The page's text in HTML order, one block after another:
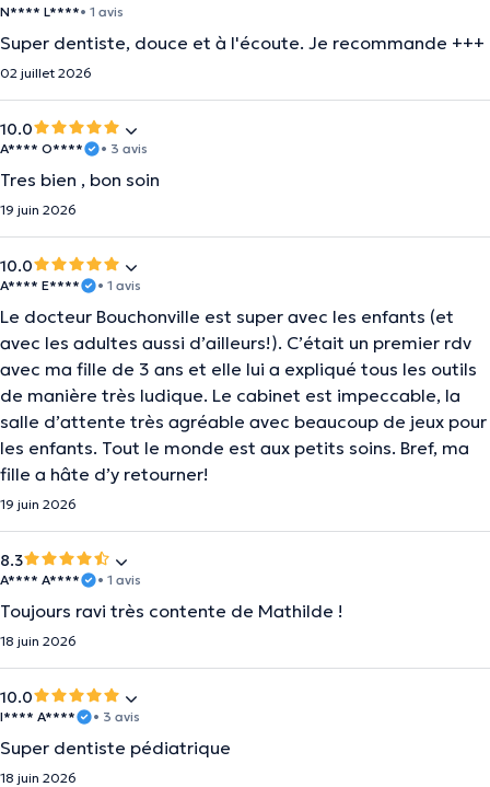
N**** L****• 1 avis
Super dentiste, douce et à l'écoute. Je recommande +++
02 juillet 2026
10.0
A**** O**** • 3 avis
Tres bien , bon soin
19 juin 2026
10.0
A**** E**** • 1 avis
Le docteur Bouchonville est super avec les enfants (et
avec les adultes aussi d’ailleurs!). C’était un premier rdv
avec ma fille de 3 ans et elle lui a expliqué tous les outils
de manière très ludique. Le cabinet est impeccable, la
salle d’attente très agréable avec beaucoup de jeux pour
les enfants. Tout le monde est aux petits soins. Bref, ma
fille a hâte d’y retourner!
19 juin 2026
8.3
A**** A**** • 1 avis
Toujours ravi très contente de Mathilde !
18 juin 2026
10.0
I**** A**** • 3 avis
Super dentiste pédiatrique
18 juin 2026